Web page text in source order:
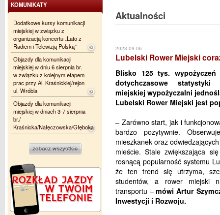
Aktualności
2023-09-06
Lubelski Rower Miejski
Blisko 125 tys.
dotychczasowe statystyki
miejskiej wypożyczalni
Lubelski Rower Miejski jest
– Zarówno start, jak i
bardzo pozytywnie.
mieszkanek oraz
mieście. Stale zwiększająca
rosnącą popularność systemu
że ten trend się utrzyma,
studentów, a rower miejski
transportu –mówi Artur
Inwestycji i Rozwoju.
KOMUNIKATY
Dodatkowe kursy komunikacji
miejskiej w związku z
organizacją koncertu „Lato z
Radiem i Telewizją Polską”
Objazdy dla komunikacji
miejskiej w dniu 6 sierpnia br.
w związku z kolejnym etapem
prac przy Al. Kraśnickiej/rejon
ul. Wróbla
Objazdy dla komunikacji
miejskiej w dniach 3-7 sierpnia
br./
Kraśnicka/Nałęczowska/Głęboka